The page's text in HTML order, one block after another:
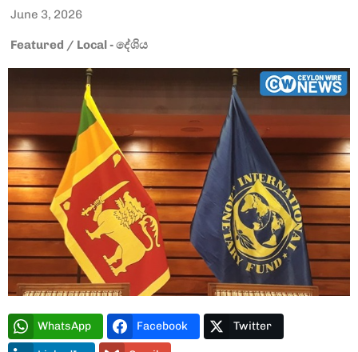
Type and hit enter
June 3, 2026
Featured / Local - දේශිය
WhatsApp Facebook Twitter